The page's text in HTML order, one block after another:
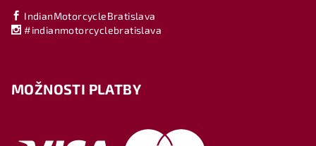
IndianMotorcycleBratislava
#indianmotorcyclebratislava
MOŽNOSTI PLATBY